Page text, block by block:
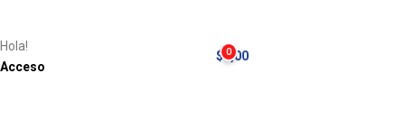
Hola!
Acceso
0
$0,00